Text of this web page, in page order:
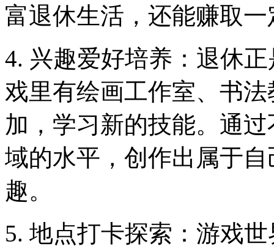
富退休生活，还能赚取
4. 兴趣爱好培养：退休
戏里有绘画工作室、书
加，学习新的技能。通
域的水平，创作出属于
趣。
5. 地点打卡探索：游戏